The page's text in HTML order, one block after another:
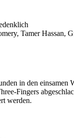
Tamer
in den
Fingers
werden.